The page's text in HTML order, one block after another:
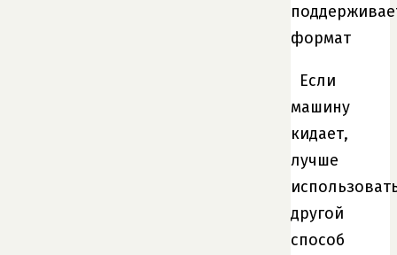
формат
Если
машину
кидает,
лучше
другой
способ